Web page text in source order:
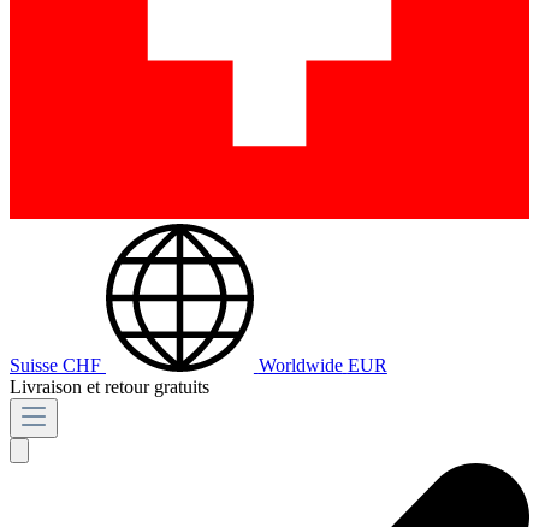
Suisse CHF Worldwide EUR
Livraison et retour gratuits